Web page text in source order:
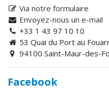
Via notre formulaire
Envoyez-nous un e-mail
+33 1 43 97 10 10
53 Quai du Port au
94100 Saint-Maur-des-
Facebook